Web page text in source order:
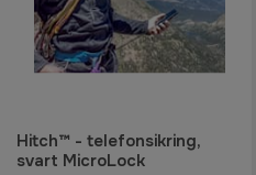
Hitch™ - telefonsikring,
svart MicroLock